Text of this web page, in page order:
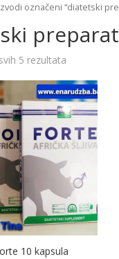
označeni “diatetski
5 rezultata
10 kapsula